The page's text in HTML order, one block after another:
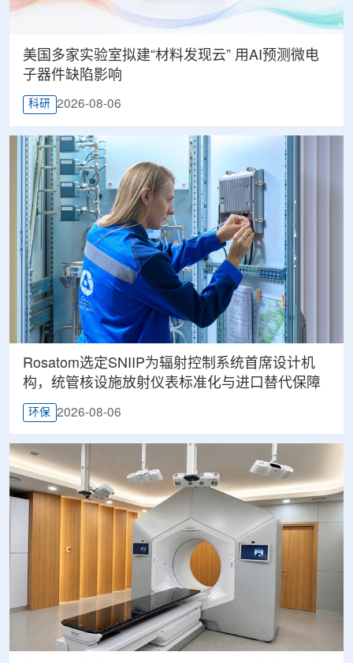
美国多家实验室拟建“材料发现云” 用AI预测微电
子器件缺陷影响
科研 2026-08-06
Rosatom选定SNIIP为辐射控制系统首席设计机
构，统管核设施放射仪表标准化与进口替代保障
环保 2026-08-06